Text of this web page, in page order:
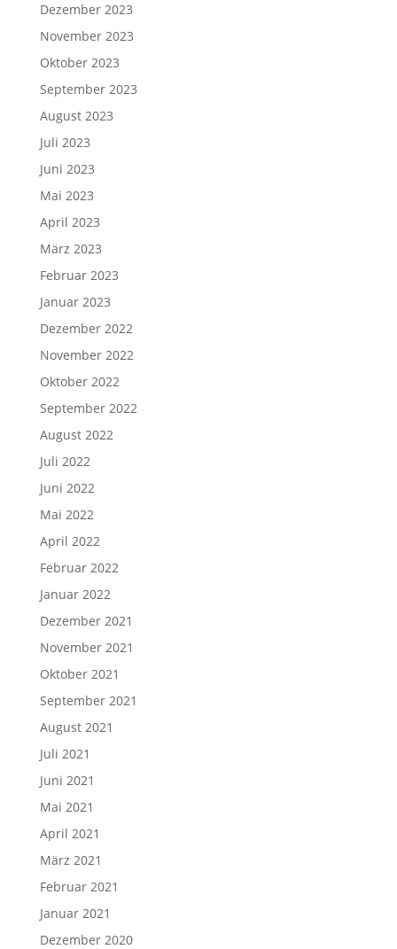
Dezember 2023
November 2023
Oktober 2023
September 2023
August 2023
Juli 2023
Juni 2023
Mai 2023
April 2023
März 2023
Februar 2023
Januar 2023
Dezember 2022
November 2022
Oktober 2022
September 2022
August 2022
Juli 2022
Juni 2022
Mai 2022
April 2022
Februar 2022
Januar 2022
Dezember 2021
November 2021
Oktober 2021
September 2021
August 2021
Juli 2021
Juni 2021
Mai 2021
April 2021
März 2021
Februar 2021
Januar 2021
Dezember 2020